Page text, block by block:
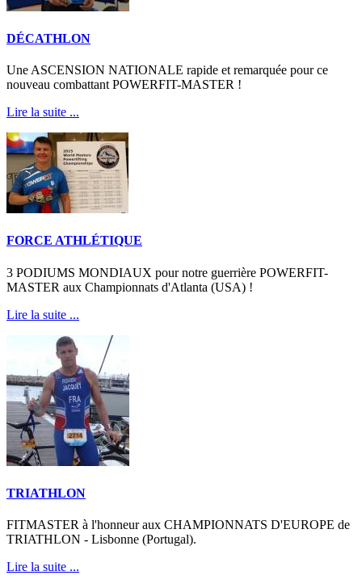
DÉCATHLON
Une ASCENSION NATIONALE rapide et remarquée pour ce
nouveau combattant POWERFIT-MASTER !
Lire la suite ...
FORCE ATHLÉTIQUE
3 PODIUMS MONDIAUX pour notre guerrière POWERFIT-
MASTER aux Championnats d'Atlanta (USA) !
Lire la suite ...
TRIATHLON
FITMASTER à l'honneur aux CHAMPIONNATS D'EUROPE de
TRIATHLON - Lisbonne (Portugal).
Lire la suite ...